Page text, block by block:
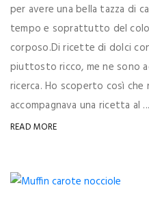
per avere una bella tazza di
tempo e soprattutto del
corposo.Di ricette di dolci
piuttosto ricco, me ne sono
ricerca. Ho scoperto così
accompagnava una ricetta al ...
READ MORE